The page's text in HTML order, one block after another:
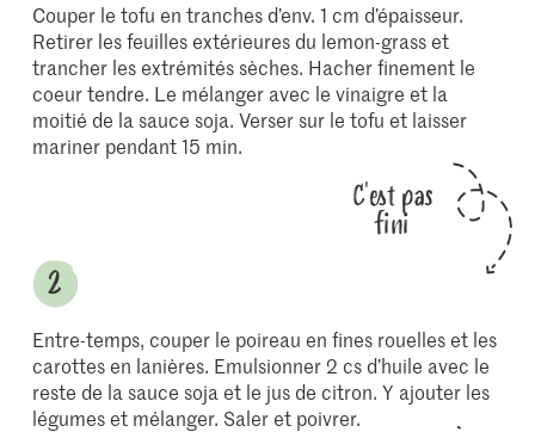
Couper le tofu en tranches d’env. 1 cm d’épaisseur.
Retirer les feuilles extérieures du lemon-grass et
trancher les extrémités sèches. Hacher finement le
coeur tendre. Le mélanger avec le vinaigre et la
moitié de la sauce soja. Verser sur le tofu et laisser
mariner pendant 15 min.
C'est pas
fini
Entre-temps, couper le poireau en fines rouelles et les
carottes en lanières. Emulsionner 2 cs d’huile avec le
reste de la sauce soja et le jus de citron. Y ajouter les
légumes et mélanger. Saler et poivrer.